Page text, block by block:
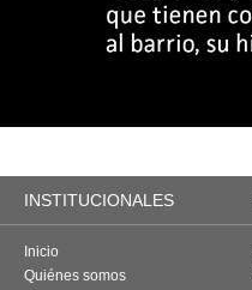
INSTITUCIONALES
Inicio
Quiénes somos